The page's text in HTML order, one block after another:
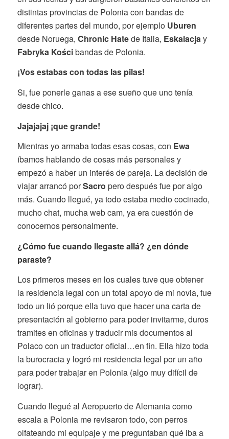
distintas provincias de Polonia con bandas de
diferentes partes del mundo, por ejemplo Uburen
desde Noruega, Chronic Hatede Italia, Eskalacjay
Fabryka Kościbandas de Polonia.
¡Vos estabas con todas las pilas!
Si, fue ponerle ganas a ese sueño que uno tenía
desde chico.
Jajajajaj ¡que grande!
Mientras yo armaba todas esas cosas, con Ewa
íbamos hablando de cosas más personales y
empezó a haber un interés de pareja. La decisión de
viajar arrancó porSacro pero después fue por algo
más. Cuando llegué, ya todo estaba medio cocinado,
mucho chat, mucha web cam, ya era cuestión de
conocernos personalmente.
¿Cómo fue cuando llegaste allá? ¿en dónde
paraste?
Los primeros meses en los cuales tuve que obtener
la residencia legal con un total apoyo de mi novia, fue
todo un lió porque ella tuvo que hacer una carta de
presentación al gobierno para poder invitarme, duros
tramites en oficinas y traducir mis documentos al
Polaco con un traductor oficial…en fin. Ella hizo toda
la burocracia y logró mi residencia legal por un año
para poder trabajar en Polonia (algo muy difícil de
lograr).
Cuando llegué al Aeropuerto de Alemania como
escala a Polonia me revisaron todo, con perros
olfateando mi equipaje y me preguntaban qué iba a